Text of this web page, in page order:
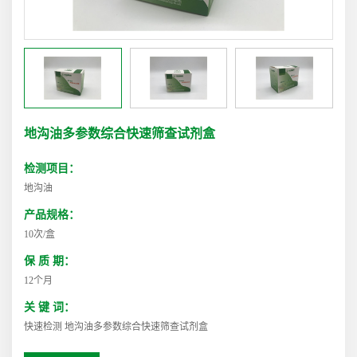
地沟油多参数综合快速筛查试剂盒
检测项目：
地沟油
产品规格：
10次/盒
保 质 期：
12个月
关 键 词：
快速检测 地沟油多参数综合快速筛查试剂盒